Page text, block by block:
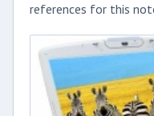
references for this